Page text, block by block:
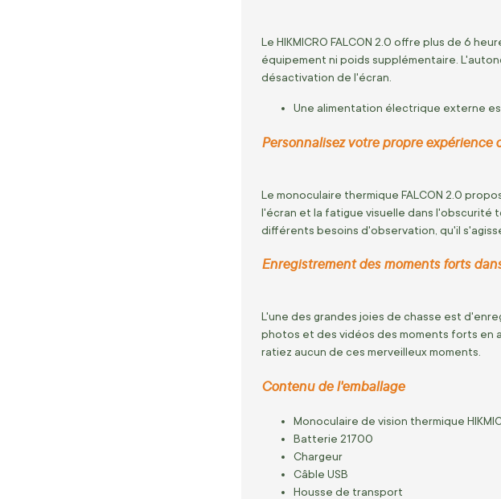
Le HIKMICRO FALCON 2.0 offre plus de 6
équipement ni poids supplémentaire.
désactivation de l'écran.
Une alimentation électrique externe
Personnalisez votre propre expérience
Le monoculaire thermique FALCON 2.0
l'écran et la fatigue visuelle dans
différents besoins d'observation, qu'il
Enregistrement des moments forts
L'une des grandes joies de chasse est
photos et des vidéos des moments forts en
ratiez aucun de ces merveilleux moments.
Contenu de l'emballage
Monoculaire de vision thermique
Batterie 21700
Chargeur
Câble USB
Housse de transport